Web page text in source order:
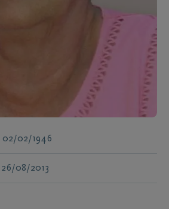
02/02/1946
26/08/2013